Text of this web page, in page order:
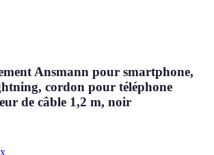
Ansmann pour smartphone,
cordon pour téléphone
de câble 1,2 m, noir